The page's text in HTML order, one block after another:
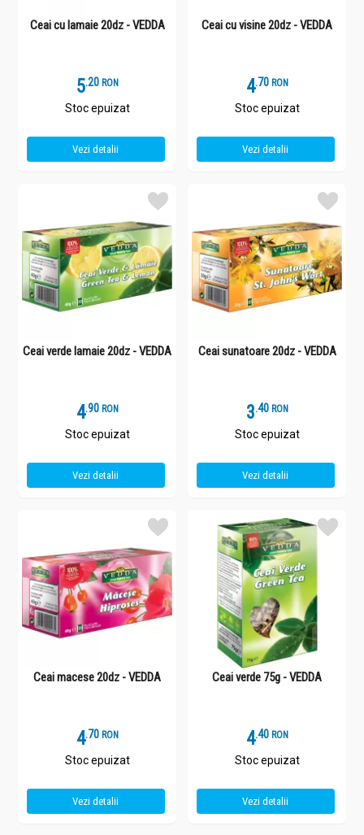
Ceai cu lamaie 20dz - VEDDA
5.2 RON
Stoc epuizat
Vezi detalii
Ceai cu visine 20dz - VEDDA
4.7 RON
Stoc epuizat
Vezi detalii
Ceai verde lamaie 20dz - VEDDA
4.9 RON
Stoc epuizat
Vezi detalii
Ceai sunatoare 20dz - VEDDA
3.4 RON
Stoc epuizat
Vezi detalii
Ceai macese 20dz - VEDDA
4.7 RON
Stoc epuizat
Vezi detalii
Ceai verde 75g - VEDDA
4.4 RON
Stoc epuizat
Vezi detalii